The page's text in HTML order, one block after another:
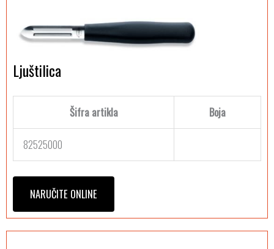
Ljuštilica
Šifra artikla Boja
82525000
NARUČITE ONLINE